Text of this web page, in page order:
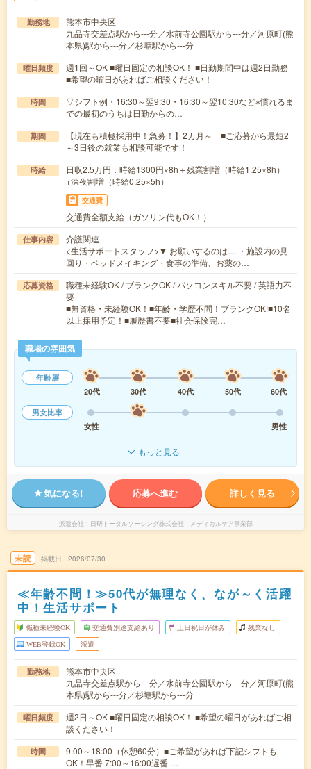
勤務地
熊本市中央区
九品寺交差点駅から---分／水前寺公園駅から---分／河原町(熊
本県)駅から---分／杉塘駅から---分
曜日頻度
週1回～OK ■曜日固定の相談OK！ ■日勤期間中は週2日勤務
■希望の曜日があればご相談ください！
時間
▽シフト例・16:30～翌9:30・16:30～翌10:30など※慣れるま
での最初のうちは日勤からの…
期間
【現在も積極採用中！急募！】2カ月～ ■ご応募から最短2
～3日後の就業も相談可能です！
時給
日収2.5万円：時給1300円×8h＋残業割増（時給1.25×8h）
+深夜割増（時給0.25×5h）
交通費
交通費全額支給（ガソリン代もOK！）
仕事内容
介護関連
<生活サポートスタッフ>▼ お願いするのは… ・施設内の見
回り・ベッドメイキング・食事の準備、お薬の…
応募資格
職種未経験OK / ブランクOK / パソコンスキル不要 / 英語力不
要
■無資格・未経験OK！■年齢・学歴不問！ブランクOK!■10名
以上採用予定！■履歴書不要■社会保険完…
職場の雰囲気
年齢層
20代
30代 40代 50代
60代
男女比率
女性
男性
もっと見る
気になる! 応募へ進む 詳しく見る
派遣会社 日研トータルソーシング株式会社 メディカルケア事業部
未読 掲載日 2026/07/30
≪年齢不問！≫50代が無理なく、なが～く活躍
中！生活サポート
職種未経験OK 交通費別途支給あり 土日祝日が休み 残業なし
WEB登録OK 派遣
勤務地
熊本市中央区
九品寺交差点駅から---分／水前寺公園駅から---分／河原町(熊
本県)駅から---分／杉塘駅から---分
曜日頻度
週2日～OK ■曜日固定の相談OK！ ■希望の曜日があればご相
談ください！
時間
9:00～18:00（休憩60分）■ご希望があれば下記シフトも
OK！早番 7:00～16:00遅番 …